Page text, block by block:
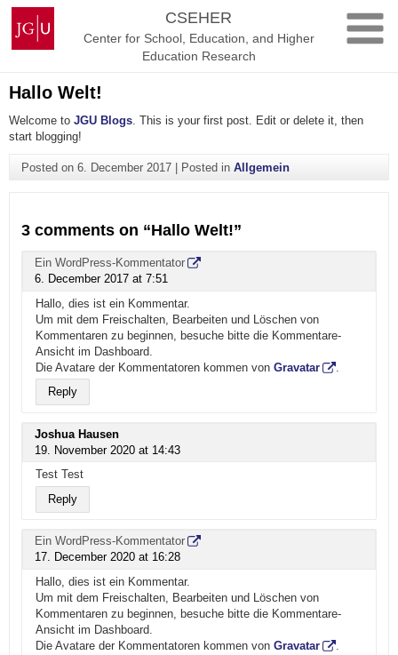
Skip
content
Johannes
Gutenberg
University
CSEHER
Center for School, Education, and Higher
Education Research
Hallo Welt!
Welcome to JGU Blogs . This is your first post. Edit or delete it, then
start blogging!
Posted on 6. December 2017| Posted in Allgemein
3 comments on “Hallo Welt!”
Ein WordPress-Kommentator
6. December 2017 at 7:51
Hallo, dies ist ein Kommentar.
Um mit dem Freischalten, Bearbeiten und Löschen von
Kommentaren zu beginnen, besuche bitte die Kommentare-
Ansicht im Dashboard.
Die Avatare der Kommentatoren kommen vonGravatar
Reply
Joshua Hausen
19. November 2020 at 14:43
Test Test
Reply
Ein WordPress-Kommentator
17. December 2020 at 16:28
Hallo, dies ist ein Kommentar.
Um mit dem Freischalten, Bearbeiten und Löschen von
Kommentaren zu beginnen, besuche bitte die Kommentare-
Ansicht im Dashboard.
Die Avatare der Kommentatoren kommen vonGravatar